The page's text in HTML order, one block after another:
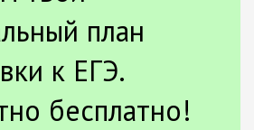
план
к ЕГЭ.
бесплатно!